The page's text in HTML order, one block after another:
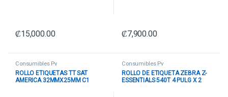
₡15,000.00 ₡7,900.00
Consumibles Pv
ROLLO ETIQUETAS TT SAT
AMERICA 32MMX25MM C1
Consumibles Pv
ROLLO DE ETIQUETA ZEBRA Z-
ESSENTIALS 540T 4 PULG X 2